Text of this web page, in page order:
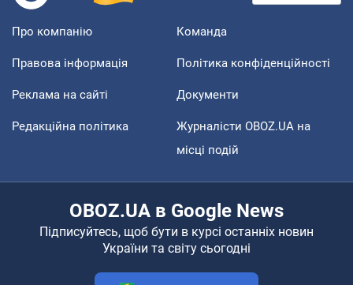
Про компанію Команда
Правова інформація Політика конфіденційності
Реклама на сайті Документи
Редакційна політика
Журналісти OBOZ.UA на
місці подій
OBOZ.UA в Google News
Підписуйтесь, щоб бути в курсі останніх новин
України та світу сьогодні